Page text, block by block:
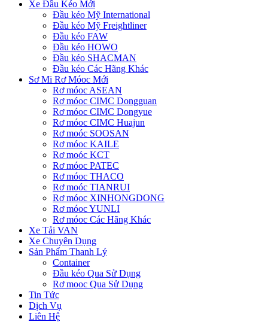
Xe Đầu Kéo Mới
Đầu kéo Mỹ International
Đầu kéo Mỹ Freightliner
Đầu kéo FAW
Đầu kéo HOWO
Đầu kéo SHACMAN
Đầu kéo Các Hãng Khác
Sơ Mi Rơ Móoc Mới
Rơ móoc ASEAN
Rơ móoc CIMC Dongguan
Rơ móoc CIMC Dongyue
Rơ móoc CIMC Huajun
Rơ moóc SOOSAN
Rơ móoc KAILE
Rơ moóc KCT
Rơ móoc PATEC
Rơ móoc THACO
Rơ moóc TIANRUI
Rơ móoc XINHONGDONG
Rơ móoc YUNLI
Rơ móoc Các Hãng Khác
Xe Tải VAN
Xe Chuyên Dụng
Sản Phẩm Thanh Lý
Container
Đầu kéo Qua Sử Dụng
Rơ mooc Qua Sử Dụng
Tin Tức
Dịch Vụ
Liên Hệ